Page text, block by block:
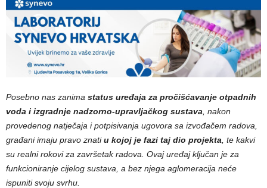
Posebno nas zanima status uređaja za pročišćavanje otpadnih
voda i izgradnje nadzorno-upravljačkog sustava , nakon
provedenog natječaja i potpisivanja ugovora sa izvođačem radova,
građani imaju pravo znatiu kojoj je fazi taj dio projekta , te kakvi
su realni rokovi za završetak radova. Ovaj uređaj ključan je za
funkcioniranje cijelog sustava, a bez njega aglomeracija neće
ispuniti svoju svrhu.